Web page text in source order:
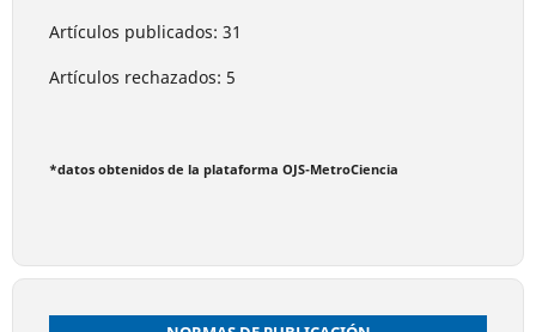
Artículos publicados: 31
Artículos rechazados: 5
*datos obtenidos de la plataforma OJS-MetroCiencia